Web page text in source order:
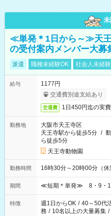
≪単発＊1日から～≫天
の受付案内メンバー大募
派遣 職種未経験OK 社会人未経
給与
1177円
交通費別途支給あり
交通費 1日450円迄の実
勤務地
大阪市天王寺区
天王寺駅から徒歩5分 /
ら徒歩5分
天王寺動物園
勤務時間 16時30分～20時00分（
期間 ≪短期＊単発≫ 8・9・
特徴 週1日からOK / 40～50代
務 / 10名以上の大量募集 /